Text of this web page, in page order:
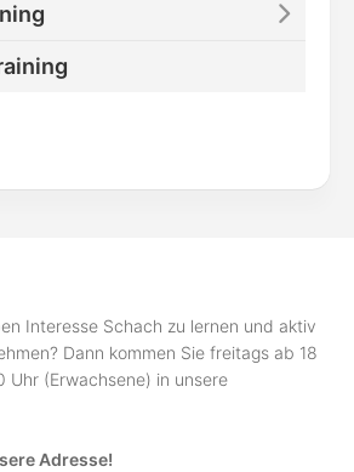
Interesse Schach zu lernen und aktiv
Dann kommen Sie freitags ab 18
Uhr (Erwachsene) in unsere
Adresse!